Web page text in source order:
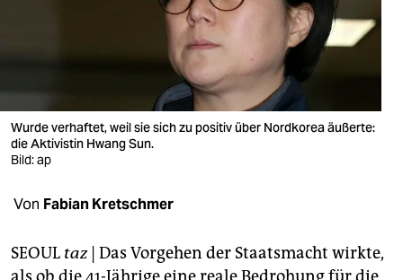
verlag
verlag
shop
fragen & hilfe
Wurde verhaftet, weil sie sich zu positiv über Nordkorea äußerte:
die Aktivistin Hwang Sun.
Bild: ap
Von Fabian Kretschmer
SEOUL taz| Das Vorgehen der Staatsmacht wirkte,